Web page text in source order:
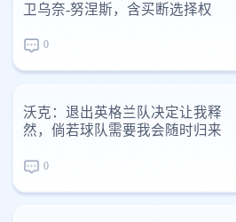
卫乌奈-努涅斯，含买断选择权
0
沃克：退出英格兰队决定让我释
然，倘若球队需要我会随时归来
0